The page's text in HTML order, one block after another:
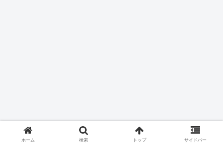
ホーム 検索 トップ サイドバー